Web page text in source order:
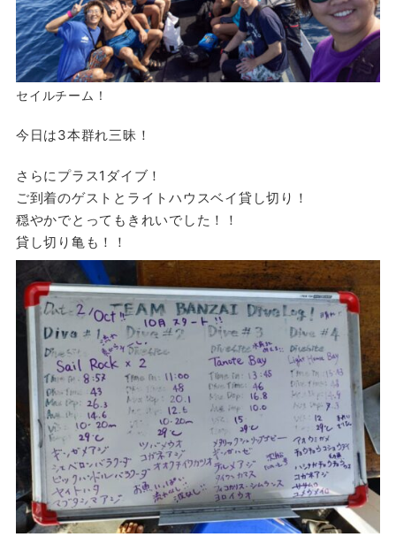
セイルチーム！
今日は3本群れ三昧！
さらにプラス1ダイブ！
ご到着のゲストとライトハウスベイ貸し切り！
穏やかでとってもきれいでした！！
貸し切り亀も！！